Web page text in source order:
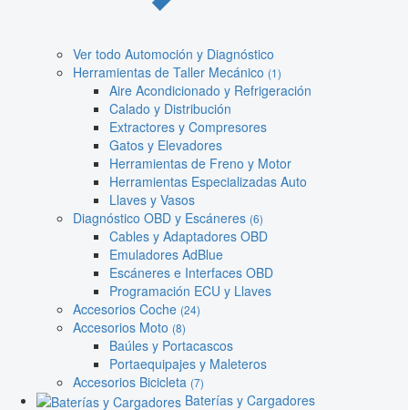
Ver todo Automoción y Diagnóstico
Herramientas de Taller Mecánico (1)
Aire Acondicionado y Refrigeración
Calado y Distribución
Extractores y Compresores
Gatos y Elevadores
Herramientas de Freno y Motor
Herramientas Especializadas Auto
Llaves y Vasos
Diagnóstico OBD y Escáneres (6)
Cables y Adaptadores OBD
Emuladores AdBlue
Escáneres e Interfaces OBD
Programación ECU y Llaves
Accesorios Coche (24)
Accesorios Moto (8)
Baúles y Portacascos
Portaequipajes y Maleteros
Accesorios Bicicleta (7)
Baterías y Cargadores